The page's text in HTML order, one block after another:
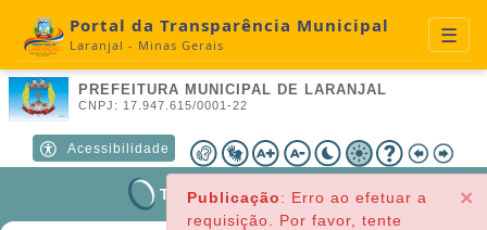
Portal da Transparência Municipal
Laranjal - Minas Gerais ☰
A+ A- 🌙 ☀️ Contraste Libras Redefinir
PREFEITURA MUNICIPAL DE LARANJAL
CNPJ: 17.947.615/0001-22
Acessibilidade
TRANSPARÊNCIA Online ×
Publicação: Erro ao efetuar a
requisição. Por favor, tente